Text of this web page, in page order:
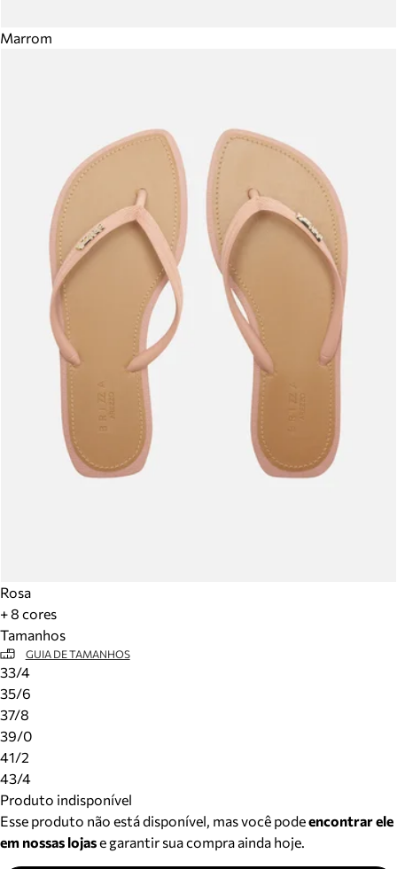
Marrom
Rosa
+ 8 cores
Tamanhos
GUIA DE TAMANHOS
33/4
35/6
37/8
39/0
41/2
43/4
Produto indisponível
Esse produto não está disponível, mas você podeencontrar ele
em nossas lojase garantir sua compra ainda hoje.